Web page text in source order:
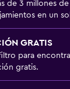
de 3 millones
en un
GRATIS
para
gratis.